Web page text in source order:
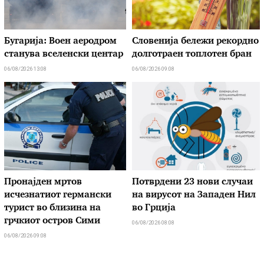
Бугарија: Воен аеродром
станува вселенски центар
06/08/2026 13:08
Словенија бележи рекордно
долготраен топлотен бран
06/08/2026 09:08
Пронајден мртов
исчезнатиот германски
турист во близина на
грчкиот остров Сими
06/08/2026 09:08
Потврдени 23 нови случаи
на вирусот на Западен Нил
во Грција
06/08/2026 08:08